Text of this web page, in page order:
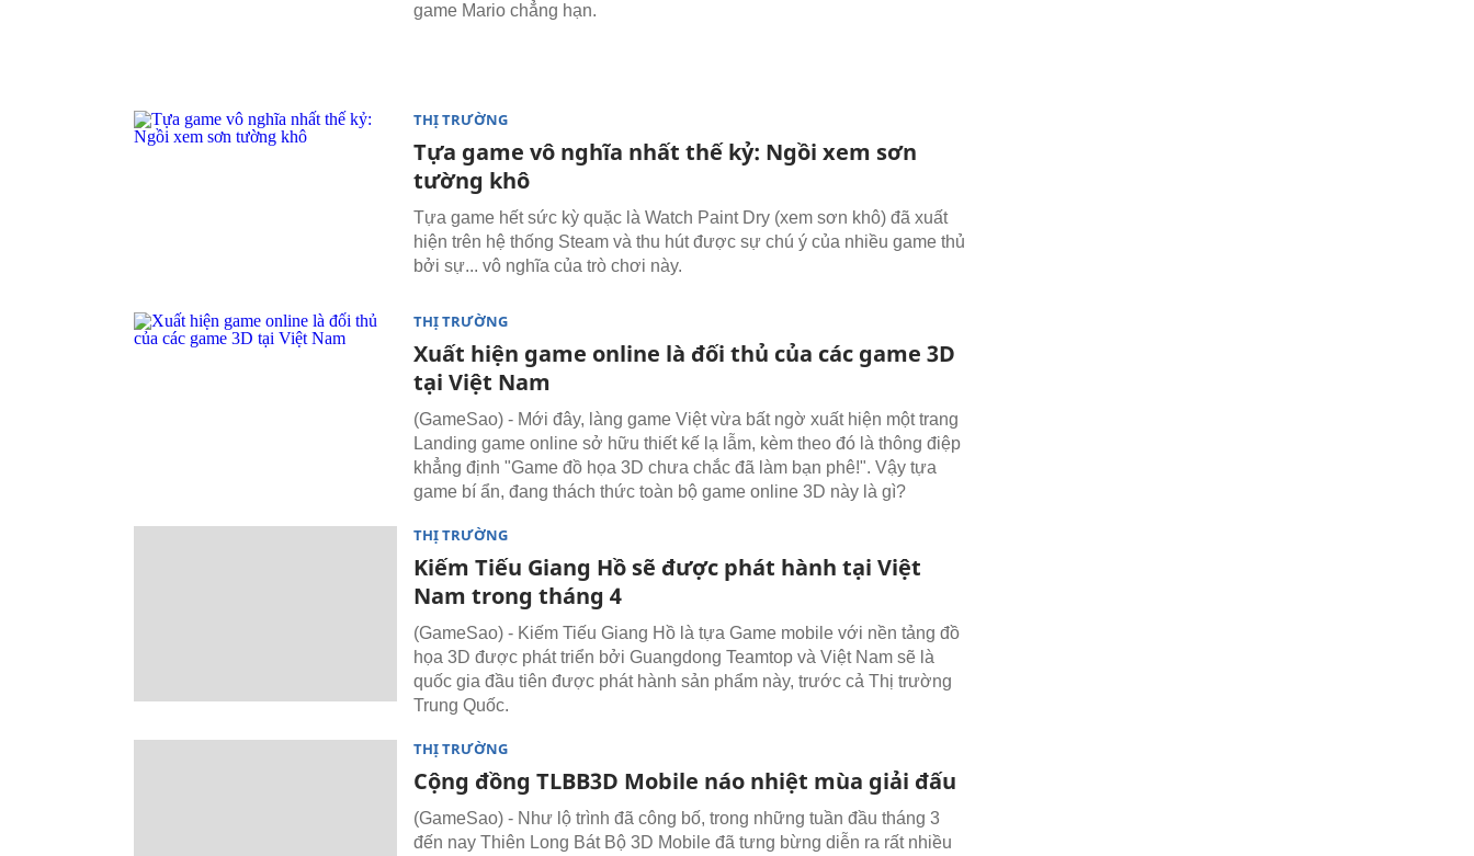
game Mario chẳng hạn.
THỊ TRƯỜNG
Tựa game vô nghĩa nhất thế kỷ: Ngồi xem sơn
tường khô
Tựa game hết sức kỳ quặc là Watch Paint Dry (xem sơn khô) đã xuất
hiện trên hệ thống Steam và thu hút được sự chú ý của nhiều game thủ
bởi sự... vô nghĩa của trò chơi này.
THỊ TRƯỜNG
Xuất hiện game online là đối thủ của các game 3D
tại Việt Nam
(GameSao) - Mới đây, làng game Việt vừa bất ngờ xuất hiện một trang
Landing game online sở hữu thiết kế lạ lẫm, kèm theo đó là thông điệp
khẳng định "Game đồ họa 3D chưa chắc đã làm bạn phê!". Vậy tựa
game bí ẩn, đang thách thức toàn bộ game online 3D này là gì?
THỊ TRƯỜNG
Kiếm Tiếu Giang Hồ sẽ được phát hành tại Việt
Nam trong tháng 4
(GameSao) - Kiếm Tiếu Giang Hồ là tựa Game mobile với nền tảng đồ
họa 3D được phát triển bởi Guangdong Teamtop và Việt Nam sẽ là
quốc gia đầu tiên được phát hành sản phẩm này, trước cả Thị trường
Trung Quốc.
THỊ TRƯỜNG
Cộng đồng TLBB3D Mobile náo nhiệt mùa giải đấu
(GameSao) - Như lộ trình đã công bố, trong những tuần đầu tháng 3
đến nay Thiên Long Bát Bộ 3D Mobile đã tưng bừng diễn ra rất nhiều